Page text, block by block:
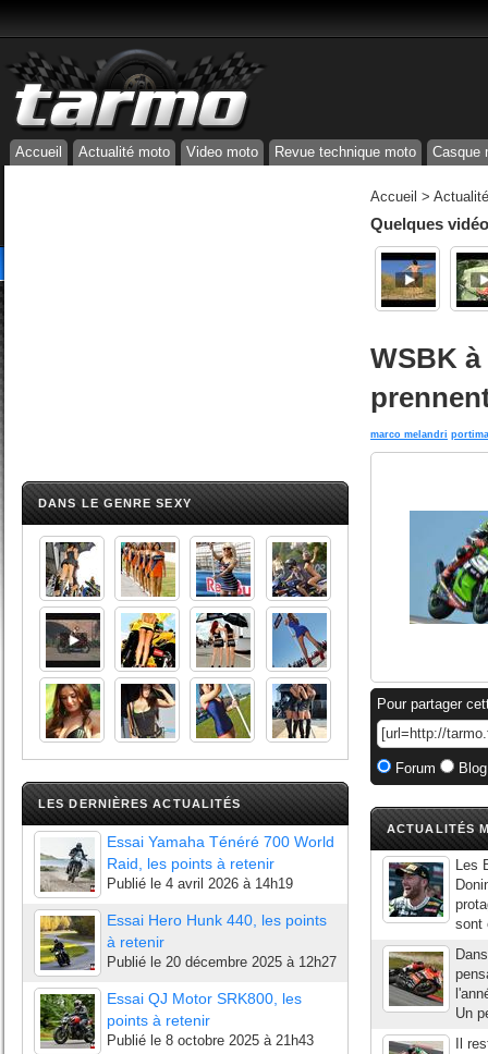
Accueil Actualité moto Video moto Revue technique moto Casque
DANS LE GENRE SEXY
LES DERNIÈRES ACTUALITÉS
Essai Yamaha Ténéré 700 World
Raid, les points à retenir
Publié le 4 avril 2026 à 14h19
Essai Hero Hunk 440, les points
à retenir
Publié le 20 décembre 2025 à 12h27
Essai QJ Motor SRK800, les
points à retenir
Publié le 8 octobre 2025 à 21h43
Accueil >
Quelques
WSBK
marco melandri
Pour partager
Forum
ACTUALITÉS
Les
sont
Un
Il